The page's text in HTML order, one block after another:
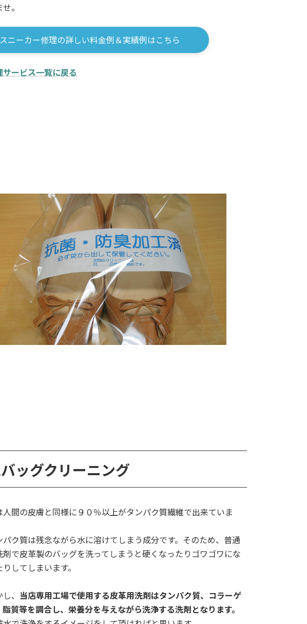
。
スニーカー修理の詳しい料金例＆実績例はこちら
サービス一覧に戻る
ッグクリーニング
人間の皮膚と同様に９０％以上がタンパク質繊維で出来ていま
パク質は残念ながら水に溶けてしまう成分です。そのため、普通
剤で皮革製のバッグを洗ってしまうと硬くなったりゴワゴワにな
りしてしまいます。
、 当店専用工場で使用する皮革用洗剤はタンパク質、コラーゲ
脂質等を調合し、栄養分を与えながら洗浄する洗剤となります。